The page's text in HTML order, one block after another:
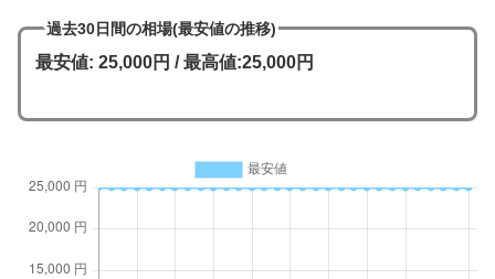
過去30日間の相場(最安値の推移)
最安値: 25,000円 / 最高値:25,000円